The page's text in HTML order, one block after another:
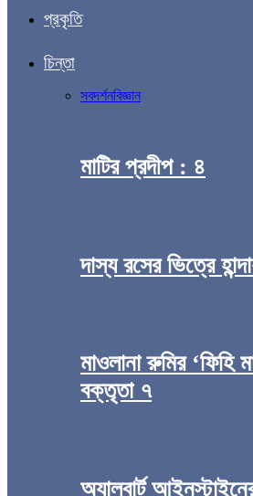
প্রকৃতি
চিন্তা
সবদর্শনবিজ্ঞান
মাটির প্রদীপ : ৪
দাস্য রসের ভিত্রে
মাওলানা রুমির ‘ফিহি
বক্তৃতা ৭
অ্যালবার্ট